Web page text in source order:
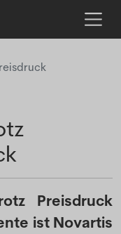
Preisdruck
ist Novartis